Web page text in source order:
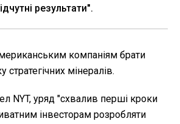
результати".
компаніям брати
стратегічних мінералів.
NYT, уряд "схвалив перші кроки
інвесторам розробляти